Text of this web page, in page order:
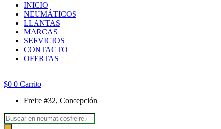
INICIO
NEUMÁTICOS
LLANTAS
MARCAS
SERVICIOS
CONTACTO
OFERTAS
$0 0 Carrito
Freire #32, Concepción
Búsqueda
de